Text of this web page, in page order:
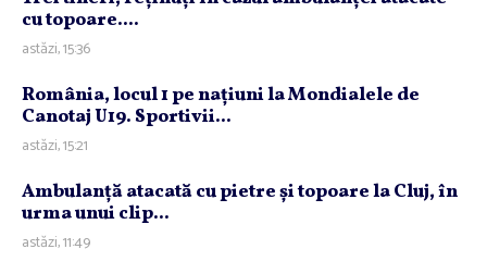
cu topoare....
astăzi, 15:36
România, locul 1 pe naţiuni la Mondialele de
Canotaj U19. Sportivii...
astăzi, 15:21
Ambulanţă atacată cu pietre şi topoare la Cluj, în
urma unui clip...
astăzi, 11:49